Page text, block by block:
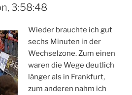
3:58:48
Wieder brauchte ich gut
sechs Minuten in der
Wechselzone. Zum einen
waren die Wege deutlich
länger als in Frankfurt,
zum anderen nahm ich